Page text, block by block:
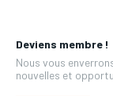
Deviens membre !
Nous vous
nouvelles et